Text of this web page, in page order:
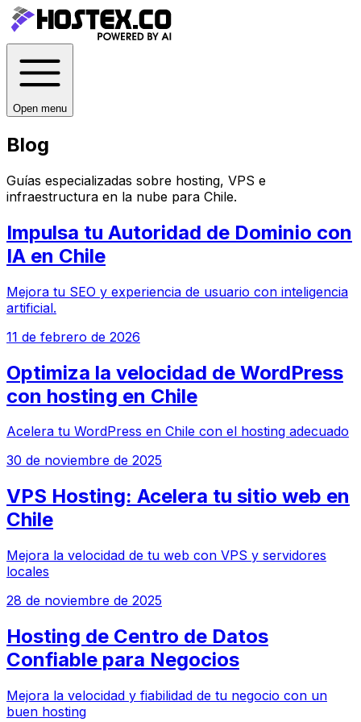
Open menu
Blog
Guías especializadas sobre hosting, VPS e
infraestructura en la nube para Chile.
Impulsa tu Autoridad de Dominio con
IA en Chile
Mejora tu SEO y experiencia de usuario con inteligencia
artificial.
11 de febrero de 2026
Optimiza la velocidad de WordPress
con hosting en Chile
Acelera tu WordPress en Chile con el hosting adecuado
30 de noviembre de 2025
VPS Hosting: Acelera tu sitio web en
Chile
Mejora la velocidad de tu web con VPS y servidores
locales
28 de noviembre de 2025
Hosting de Centro de Datos
Confiable para Negocios
Mejora la velocidad y fiabilidad de tu negocio con un
buen hosting